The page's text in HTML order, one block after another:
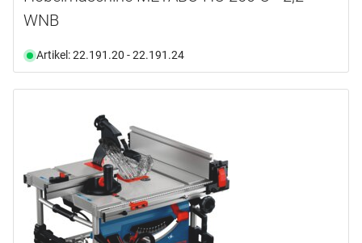
WNB
Artikel: 22.191.20 - 22.191.24